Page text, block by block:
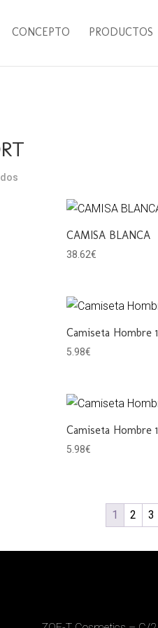
CONCEPTO PRODUCTOS
CAMISA BLANCA
38.62€
Camiseta Hombre
5.98€
Camiseta Hombre
5.98€
1 2 3